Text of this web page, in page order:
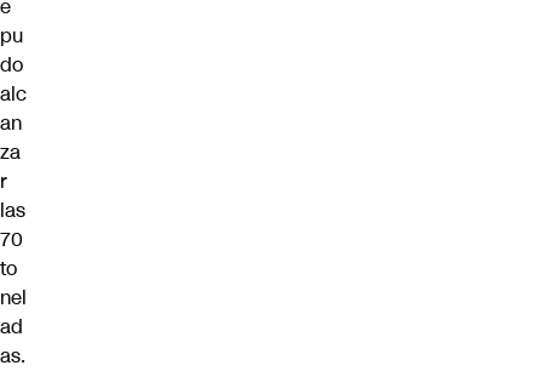
e
pu
do
alc
an
za
r
las
70
to
nel
ad
as.